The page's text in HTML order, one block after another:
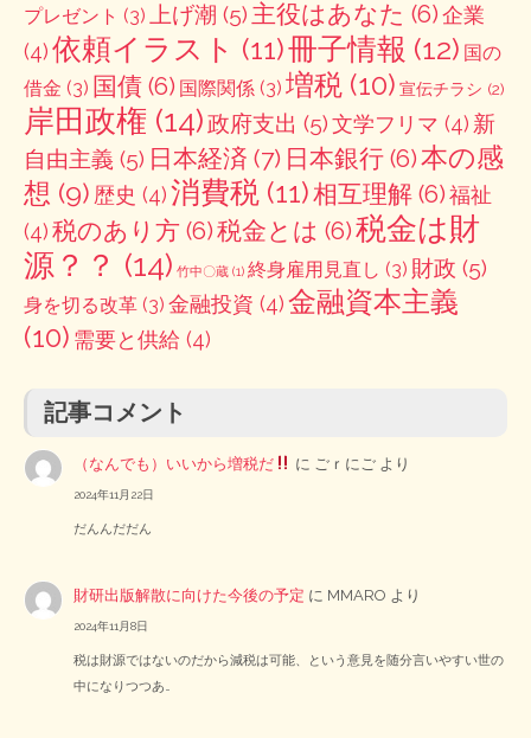
プレゼント (3) 上げ潮 (5) 主役はあなた (6)企業
(4)依頼イラスト (11)冊子情報 (12) 国の
借金 (3) 国債 (6) 国際関係 (3) 増税 (10) 宣伝チラシ (2)
岸田政権 (14)政府支出 (5)文学フリマ (4) 新
自由主義 (5) 日本経済 (7) 日本銀行 (6)本の感
想 (9) 歴史 (4)消費税 (11)相互理解 (6)福祉
(4)税のあり方 (6)税金とは (6)税金は財
源？？ (14) 竹中〇蔵 (1) 終身雇用見直し (3) 財政 (5)
身を切る改革 (3) 金融投資 (4)金融資本主義
(10) 需要と供給 (4)
記事コメント
（なんでも）いいから増税だ に ごｒにご より
2024年11月22日
だんんだだん
財研出版解散に向けた今後の予定 に MMARO より
2024年11月8日
税は財源ではないのだから減税は可能、という意見を随分言いやすい世の
中になりつつあ…